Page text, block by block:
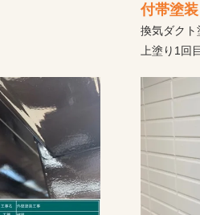
付帯塗装
換気ダクト
上塗り1回
選び
ト